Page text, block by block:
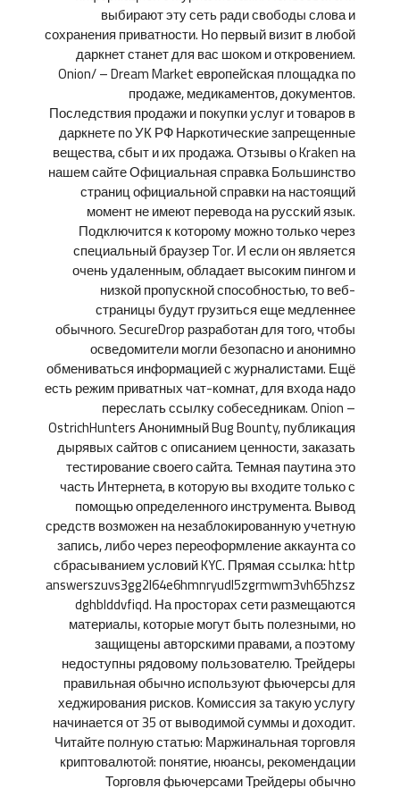
выбирают эту сеть ради свободы слова и
сохранения приватности. Но первый визит в любой
даркнет станет для вас шоком и откровением.
Onion/ – Dream Market европейская площадка по
продаже, медикаментов, документов.
Последствия продажи и покупки услуг и товаров в
даркнете по УК РФ Наркотические запрещенные
вещества, сбыт и их продажа. Отзывы о Kraken на
нашем сайте Официальная справка Большинство
страниц официальной справки на настоящий
момент не имеют перевода на русский язык.
Подключится к которому можно только через
специальный браузер Tor. И если он является
очень удаленным, обладает высоким пингом и
низкой пропускной способностью, то веб-
страницы будут грузиться еще медленнее
обычного. SecureDrop разработан для того, чтобы
осведомители могли безопасно и анонимно
обмениваться информацией с журналистами. Ещё
есть режим приватных чат-комнат, для входа надо
переслать ссылку собеседникам. Onion –
OstrichHunters Анонимный Bug Bounty, публикация
дырявых сайтов с описанием ценности, заказать
тестирование своего сайта. Темная паутина это
часть Интернета, в которую вы входите только с
помощью определенного инструмента. Вывод
средств возможен на незаблокированную учетную
запись, либо через переоформление аккаунта со
сбрасыванием условий KYC. Прямая ссылка: http
answerszuvs3gg2l64e6hmnryudl5zgrmwm3vh65hzsz
dghblddvfiqd. На просторах сети размещаются
материалы, которые могут быть полезными, но
защищены авторскими правами, а поэтому
недоступны рядовому пользователю. Трейдеры
правильная обычно используют фьючерсы для
хеджирования рисков. Комиссия за такую услугу
начинается от 35 от выводимой суммы и доходит.
Читайте полную статью: Маржинальная торговля
криптовалютой: понятие, нюансы, рекомендации
Торговля фьючерсами Трейдеры обычно